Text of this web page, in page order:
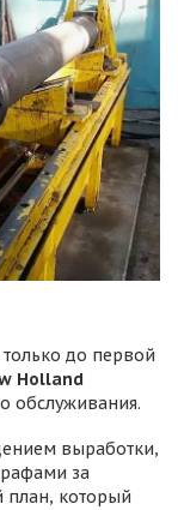
до первой
Holland
обслуживания.
выработки,
за
план, который